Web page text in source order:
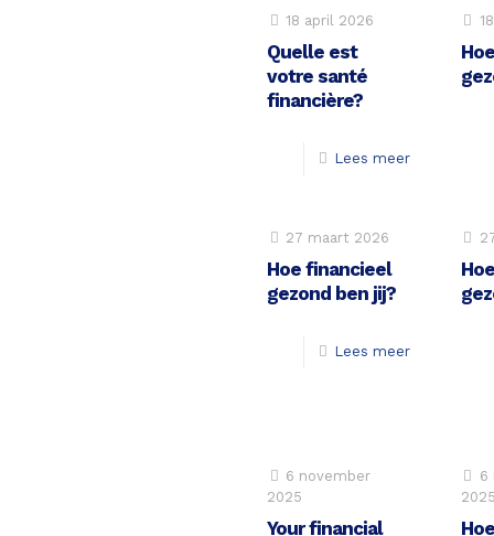
18 april 2026
Quelle est
votre santé
financière?
Lees meer
27 maart 2026
Hoe financieel
gezond ben jij?
Lees meer
6 november
2025
Your financial
6